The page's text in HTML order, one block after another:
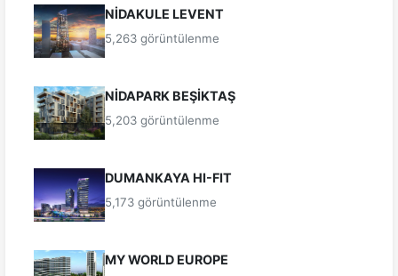
NİDAKULE LEVENT
5,263 görüntülenme
NİDAPARK BEŞİKTAŞ
5,203 görüntülenme
DUMANKAYA HI-FIT
5,173 görüntülenme
MY WORLD EUROPE